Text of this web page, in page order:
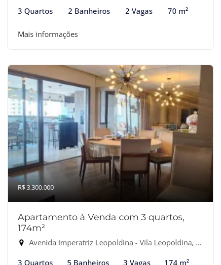
3 Quartos 2 Banheiros 2 Vagas 70 m²
Mais informações
R$ 3.300.000
Apartamento à Venda com 3 quartos,
174m²
Avenida Imperatriz Leopoldina - Vila Leopoldina, São Paulo-SP
3 Quartos 5 Banheiros 3 Vagas 174 m²